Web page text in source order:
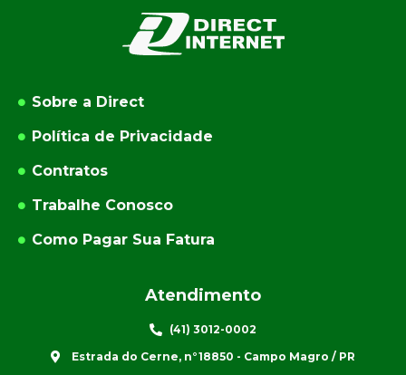
Sobre a Direct
Política de Privacidade
Contratos
Trabalhe Conosco
Como Pagar Sua Fatura
Atendimento
(41) 3012-0002
Estrada do Cerne, n°18850 - Campo Magro / PR